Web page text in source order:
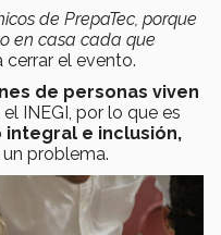
de PrepaTec, porque
en casa cada que
cerrar el evento.
de personas viven
INEGI, por lo que es
integral e inclusión,
problema.